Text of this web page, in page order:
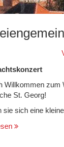
Willkommen zum
St. Georg!
sie sich eine